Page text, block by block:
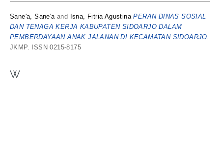
Sane'a, Sane'aand Isna, Fitria Agustina PERAN DINAS SOSIAL
DAN TENAGA KERJA KABUPATEN SIDOARJO DALAM
PEMBERDAYAAN ANAK JALANAN DI KECAMATAN SIDOARJO.
JKMP. ISSN 0215-8175
W